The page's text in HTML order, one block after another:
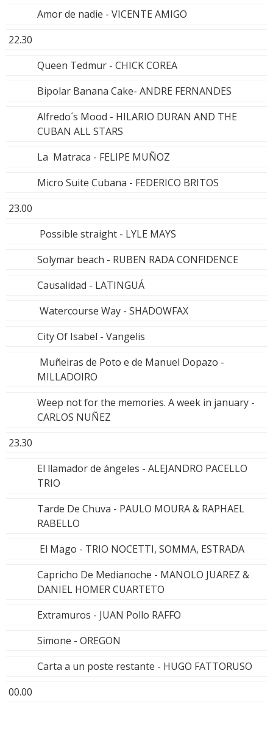
Amor de nadie - VICENTE AMIGO
22.30
Queen Tedmur - CHICK COREA
Bipolar Banana Cake- ANDRE FERNANDES
Alfredo´s Mood - HILARIO DURAN AND THE
CUBAN ALL STARS
La Matraca - FELIPE MUÑOZ
Micro Suite Cubana - FEDERICO BRITOS
23.00
Possible straight - LYLE MAYS
Solymar beach - RUBEN RADA CONFIDENCE
Causalidad - LATINGUÁ
Watercourse Way - SHADOWFAX
City Of Isabel - Vangelis
Muñeiras de Poto e de Manuel Dopazo -
MILLADOIRO
Weep not for the memories. A week in january -
CARLOS NUÑEZ
23.30
El llamador de ángeles - ALEJANDRO PACELLO
TRIO
Tarde De Chuva - PAULO MOURA & RAPHAEL
RABELLO
El Mago - TRIO NOCETTI, SOMMA, ESTRADA
Capricho De Medianoche - MANOLO JUAREZ &
DANIEL HOMER CUARTETO
Extramuros - JUAN Pollo RAFFO
Simone - OREGON
Carta a un poste restante - HUGO FATTORUSO
00.00